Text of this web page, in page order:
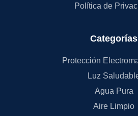
Política de
Categorías
Protección
Luz
Agua Pura
Aire Limpio